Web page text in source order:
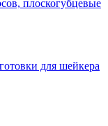
плоскогубцевые
для шейкера